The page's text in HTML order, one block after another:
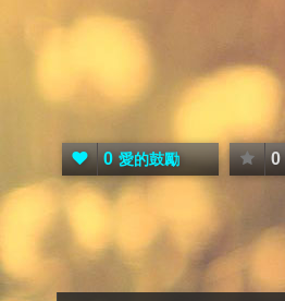
0 愛的鼓勵 0